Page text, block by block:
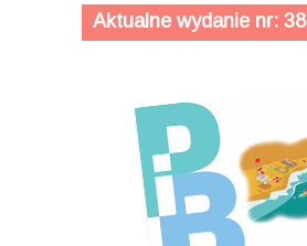
Aktualne wydanie nr: 38